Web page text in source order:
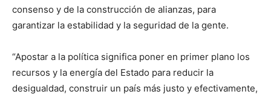
consenso y de la construcción de alianzas, para
garantizar la estabilidad y la seguridad de la gente.
“Apostar a la política significa poner en primer plano los
recursos y la energía del Estado para reducir la
desigualdad, construir un país más justo y efectivamente,